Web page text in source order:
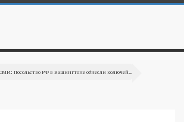
Посольство РФ в Вашингтоне обнесли колючей...